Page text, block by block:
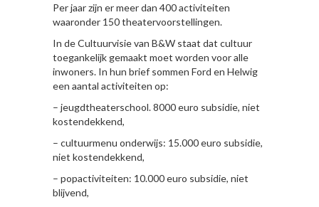
Per jaar zijn er meer dan 400 activiteiten
waaronder 150 theatervoorstellingen.
In de Cultuurvisie van B&W staat dat cultuur
toegankelijk gemaakt moet worden voor alle
inwoners. In hun brief sommen Ford en Helwig
een aantal activiteiten op:
– jeugdtheaterschool. 8000 euro subsidie, niet
kostendekkend,
– cultuurmenu onderwijs: 15.000 euro subsidie,
niet kostendekkend,
– popactiviteiten: 10.000 euro subsidie, niet
blijvend,